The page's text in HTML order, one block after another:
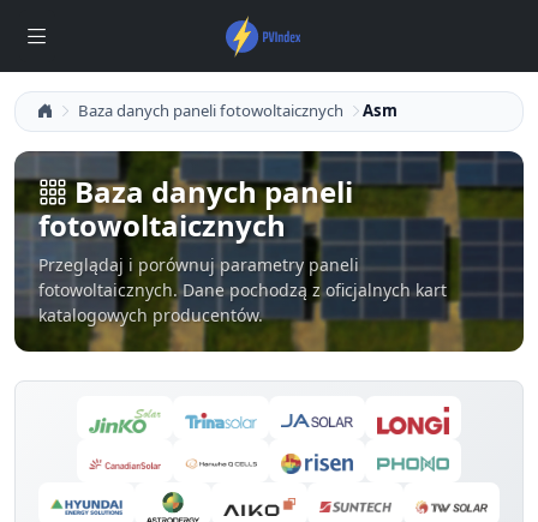
Baza danych paneli fotowoltaicznych Asm
Baza danych paneli
fotowoltaicznych
Przeglądaj i porównuj parametry paneli
fotowoltaicznych. Dane pochodzą z oficjalnych kart
katalogowych producentów.